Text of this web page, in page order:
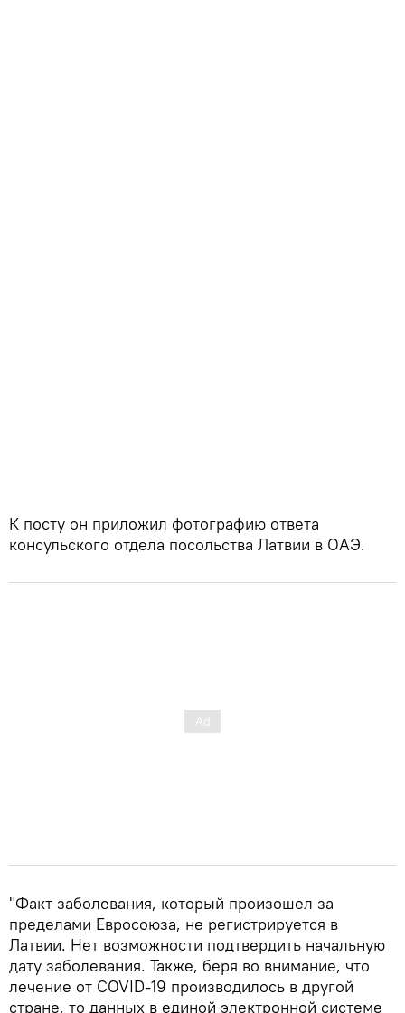
К посту он приложил фотографию ответа
консульского отдела посольства Латвии в ОАЭ.
"Факт заболевания, который произошел за
пределами Евросоюза, не регистрируется в
Латвии. Нет возможности подтвердить начальную
дату заболевания. Также, беря во внимание, что
лечение от COVID-19 производилось в другой
стране, то данных в единой электронной системе